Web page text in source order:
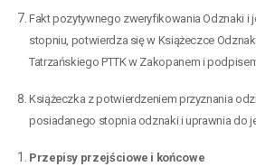
Fakt pozytywnego zweryfikowania Odznaki i
stopniu, potwierdza się w Książeczce
Tatrzańskiego PTTK w Zakopanem i
Książeczka z potwierdzeniem przyznania
posiadanego stopnia odznaki i uprawnia do
Przepisy przejściowe i końcowe